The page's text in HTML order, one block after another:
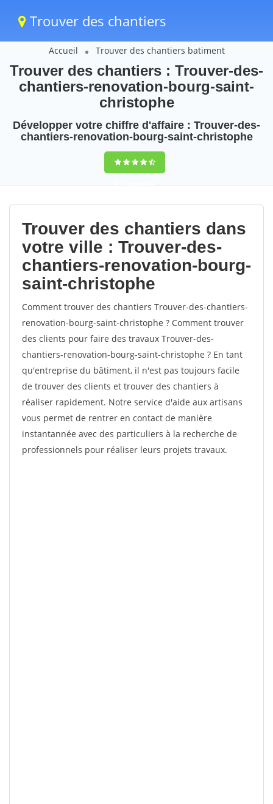
Trouver des chantiers
Accueil Trouver des chantiers batiment
Trouver des chantiers : Trouver-des-
chantiers-renovation-bourg-saint-
christophe
Développer votre chiffre d'affaire : Trouver-des-
chantiers-renovation-bourg-saint-christophe
9,5(100%)96
votes
Trouver des chantiers dans
votre ville : Trouver-des-
chantiers-renovation-bourg-
saint-christophe
Comment trouver des chantiers Trouver-des-chantiers-
renovation-bourg-saint-christophe ? Comment trouver
des clients pour faire des travaux Trouver-des-
chantiers-renovation-bourg-saint-christophe ? En tant
qu'entreprise du bâtiment, il n'est pas toujours facile
de trouver des clients et trouver des chantiers à
réaliser rapidement. Notre service d'aide aux artisans
vous permet de rentrer en contact de manière
instantannée avec des particuliers à la recherche de
professionnels pour réaliser leurs projets travaux.